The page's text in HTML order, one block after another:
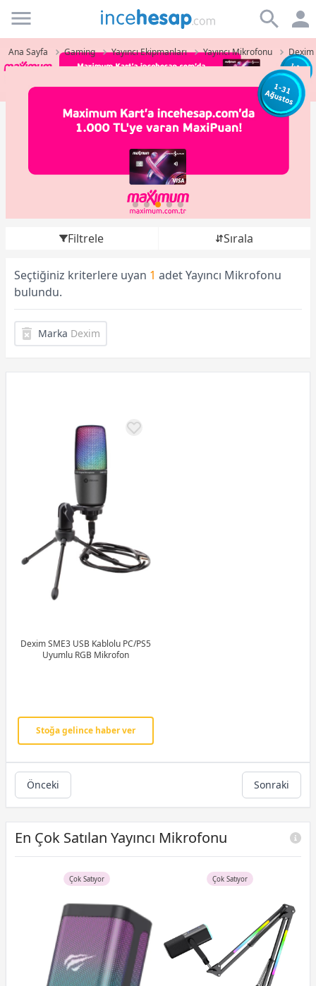
Incehesap
Ana Sayfa Gaming Yayıncı Ekipmanları Yayıncı Mikrofonu Dexim
Filtrele Sırala
Seçtiğiniz kriterlere uyan 1 adet Yayıncı Mikrofonu
bulundu.
Marka Dexim
Dexim SME3 USB Kablolu PC/PS5
Uyumlu RGB Mikrofon
Stoğa gelince haber ver
Önceki Sonraki
En Çok Satılan Yayıncı Mikrofonu
Çok Satıyor Çok Satıyor